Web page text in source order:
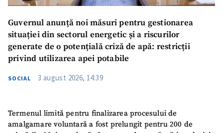
Guvernul anunță noi măsuri pentru gestionarea
situației din sectorul energetic și a riscurilor
generate de o potențială criză de apă: restricții
privind utilizarea apei potabile
SOCIAL 3 august 2026, 14:39
Termenul limită pentru finalizarea procesului de
amalgamare voluntară a fost prelungit pentru 200 de